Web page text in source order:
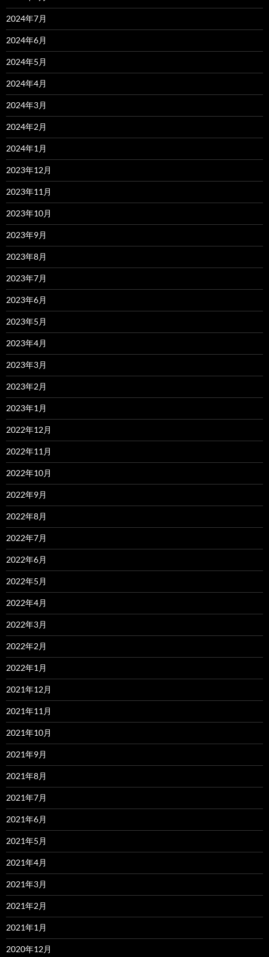
2024年7月
2024年6月
2024年5月
2024年4月
2024年3月
2024年2月
2024年1月
2023年12月
2023年11月
2023年10月
2023年9月
2023年8月
2023年7月
2023年6月
2023年5月
2023年4月
2023年3月
2023年2月
2023年1月
2022年12月
2022年11月
2022年10月
2022年9月
2022年8月
2022年7月
2022年6月
2022年5月
2022年4月
2022年3月
2022年2月
2022年1月
2021年12月
2021年11月
2021年10月
2021年9月
2021年8月
2021年7月
2021年6月
2021年5月
2021年4月
2021年3月
2021年2月
2021年1月
2020年12月